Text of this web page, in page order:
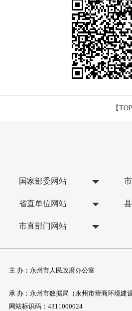
【TOP
国家部委网站
省直单位网站
市直部门网站
主 办：永州市人民政府办公室
承 办：永州市数据局（永州市营商环境建设
网站标识码：4311000024